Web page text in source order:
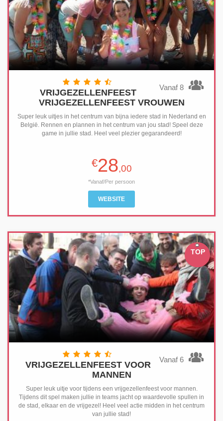
Vanaf 8
VRIJGEZELLENFEEST
VRIJGEZELLENFEEST VROUWEN
Super leuk uitjes in het centrum van bijna iedere stad in Nederland en
België. Rennen en plannen in het centrum van jou stad! Speel deze
game in jullie stad. Heel veel plezier gegarandeerd!
€28,00
*Vanaf/Per persoon
WEBSITE
TOP
Vanaf 6
VRIJGEZELLENFEEST VOOR
MANNEN
Super leuk uitje voor tijdens een vrijgezellenfeest voor mannen.
Tijdens dit spel maken jullie in teams jacht op waardevolle spullen in
de stad, elkaar en de vrijgezel! Heel veel actie midden in het centrum
van jullie stad!